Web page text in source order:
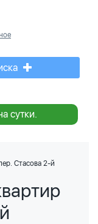
сутки.
Стасова 2-й